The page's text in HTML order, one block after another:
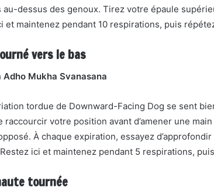
au-dessus des genoux. Tirez votre épaule
et maintenez pendant 10 respirations, puis
vers le bas
Mukha Svanasana
tordue de Downward-Facing Dog se sent
raccourcir votre position avant d’amener une
À chaque expiration, essayez
ici et maintenez pendant 5 respirations,
tournée